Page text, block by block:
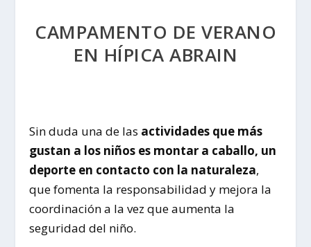
CAMPAMENTO DE VERANO
EN HÍPICA ABRAIN
Sin duda una de las actividades que más
gustan a los niños es montar a caballo, un
deporte en contacto con la naturaleza,
que fomenta la responsabilidad y mejora la
coordinación a la vez que aumenta la
seguridad del niño.